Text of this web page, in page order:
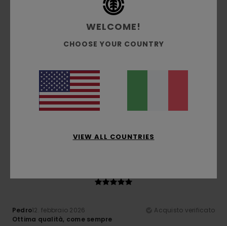
Consiglio questo prodotto
5/5
2. marzo 2026
Ottimo rapporto qualità-prezzo
Mostra originale - Castellano
Comfort: 5/5 Rapporto qualità-prezzo Taglia: Troppo
Pedro12. febbraio 2026
Acquisto verificato
Ottima qualità, come sempre
WELCOME!
CHOOSE YOUR COUNTRY
VIEW ALL COUNTRIES